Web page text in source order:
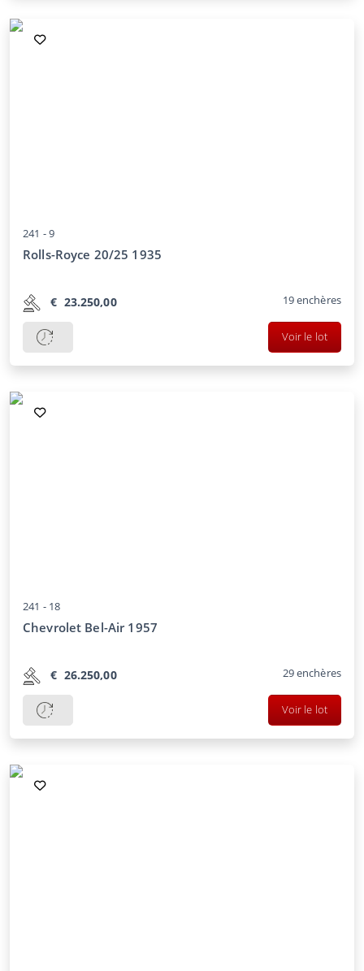
241 -9
Rolls-Royce 20/25 1935
€ 23.250,00 19enchères
Voir le lot
241 - 18
Chevrolet Bel-Air 1957
€ 26.250,00 29enchères
Voir le lot